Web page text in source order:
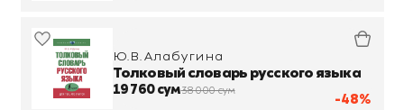
-48%
Ю.В.Алабугина
Толковый словарь русского языка
19 760 сум38 000 сум